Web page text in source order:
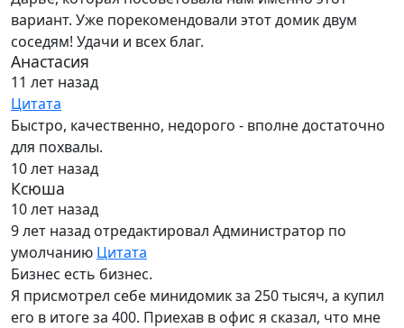
вариант. Уже порекомендовали этот домик двум
соседям! Удачи и всех благ.
Анастасия
11 лет назад
Цитата
Быстро, качественно, недорого - вполне достаточно
для похвалы.
10 лет назад
Ксюша
10 лет назад
9 лет назад отредактировал Администратор по
умолчанию Цитата
Бизнес есть бизнес.
Я присмотрел себе минидомик за 250 тысяч, а купил
его в итоге за 400. Приехав в офис я сказал, что мне